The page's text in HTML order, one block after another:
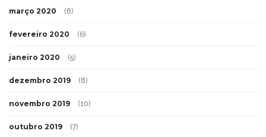
março 2020 (8)
fevereiro 2020 (6)
janeiro 2020 (5)
dezembro 2019 (8)
novembro 2019 (10)
outubro 2019 (7)